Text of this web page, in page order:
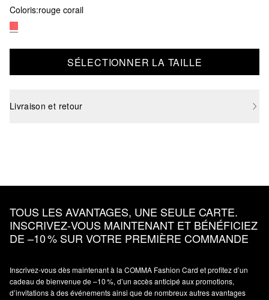
Coloris:rouge corail
SÉLECTIONNER LA TAILLE
Livraison et retour
TOUS LES AVANTAGES, UNE SEULE CARTE.
INSCRIVEZ‑VOUS MAINTENANT ET BÉNÉFICIEZ
DE –10 % SUR VOTRE PREMIÈRE COMMANDE
Inscrivez‑vous dès maintenant à la COMMA Fashion Card et profitez d’un
cadeau de bienvenue de –10 %, d’un accès anticipé aux promotions,
d’invitations à des événements ainsi que de nombreux autres avantages